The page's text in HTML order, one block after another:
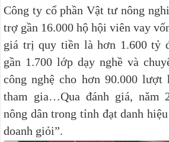
Công ty cổ phần Vật tư nông
trợ gần 16.000 hộ hội viên vay
giá trị quy tiền là hơn 1.600 tỷ
gần 1.700 lớp dạy nghề và
công nghệ cho hơn 90.000 lượt
tham gia…Qua đánh giá, năm
nông dân trong tỉnh đạt danh
doanh giỏi”.